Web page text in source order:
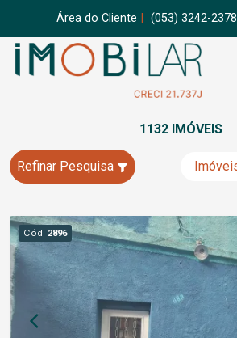
Área do Cliente (053) 3242-2378
1132 IMÓVEIS
Refinar Pesquisa
Cód. 2896